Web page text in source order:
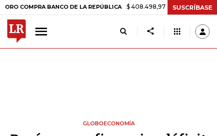
BANCO DE LA REPÚBLICA $ 408.498,97 +$ 8.753,81 +2,19%
SUSCRÍBASE
GLOBOECONOMÍA